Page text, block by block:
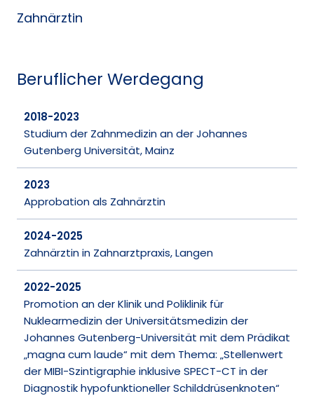
Zahnärztin
Beruflicher Werdegang
2018-2023
Studium der Zahnmedizin an der Johannes
Gutenberg Universität, Mainz
2023
Approbation als Zahnärztin
2024-2025
Zahnärztin in Zahnarztpraxis, Langen
2022-2025
Promotion an der Klinik und Poliklinik für
Nuklearmedizin der Universitätsmedizin der
Johannes Gutenberg-Universität mit dem Prädikat
„magna cum laude“ mit dem Thema: „Stellenwert
der MIBI-Szintigraphie inklusive SPECT-CT in der
Diagnostik hypofunktioneller Schilddrüsenknoten“